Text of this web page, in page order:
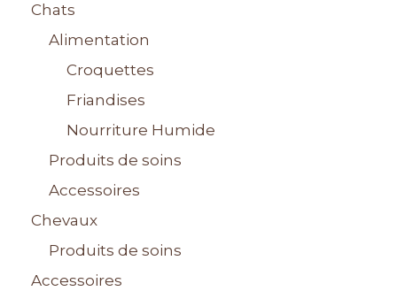
Chats
Alimentation
Croquettes
Friandises
Nourriture Humide
Produits de soins
Accessoires
Chevaux
Produits de soins
Accessoires